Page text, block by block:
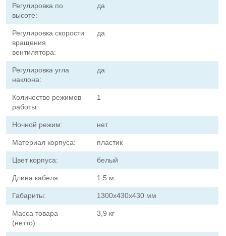
Регулировка по
высоте:
да
Регулировка скорости
вращения
вентилятора:
да
Регулировка угла
наклона:
да
Количество режимов
работы:
1
Ночной режим: нет
Материал корпуса: пластик
Цвет корпуса: белый
Длина кабеля: 1,5 м
Габариты: 1300х430х430 мм
Масса товара
(нетто):
3,9 кг